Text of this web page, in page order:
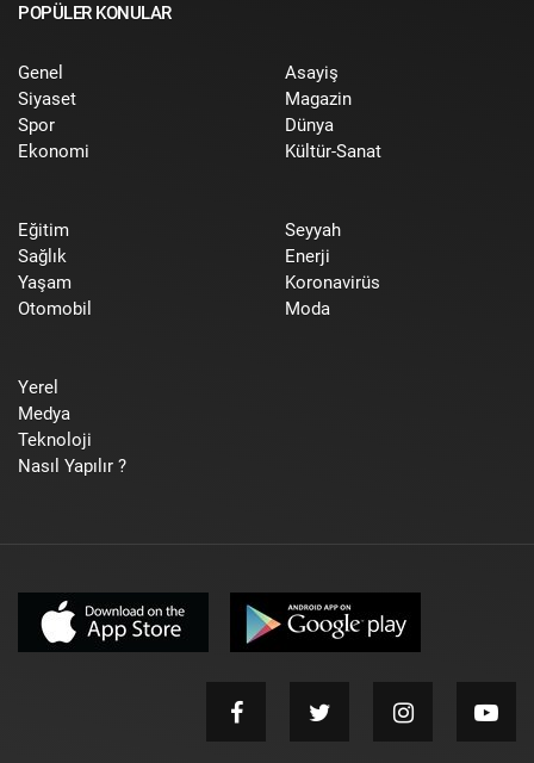
POPÜLER KONULAR
Genel
Siyaset
Spor
Ekonomi
Asayiş
Magazin
Dünya
Kültür-Sanat
Eğitim
Sağlık
Yaşam
Otomobil
Seyyah
Enerji
Koronavirüs
Moda
Yerel
Medya
Teknoloji
Nasıl Yapılır ?